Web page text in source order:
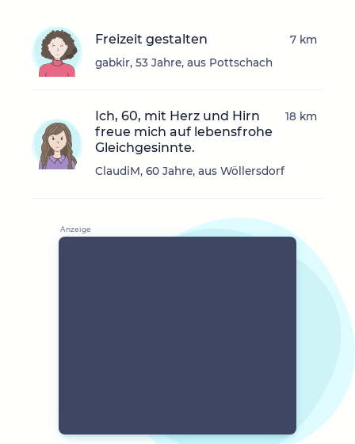
Freizeit gestalten
gabkir, 53 Jahre, aus Pottschach
7 km
Ich, 60, mit Herz und Hirn
freue mich auf lebensfrohe
Gleichgesinnte.
ClaudiM, 60 Jahre, aus Wöllersdorf
18 km